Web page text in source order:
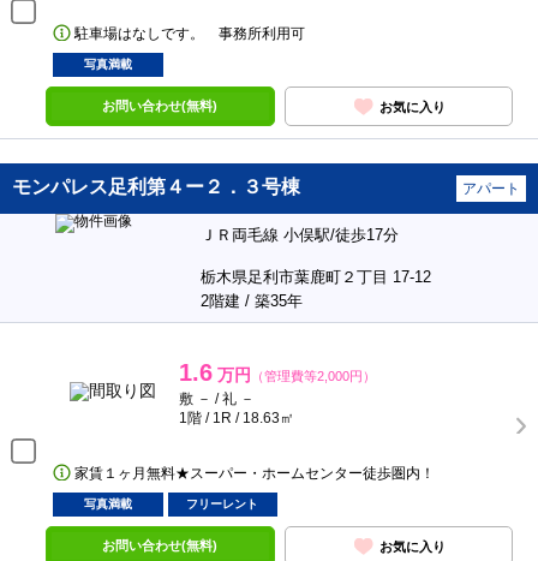
駐車場はなしです。 事務所利用可
写真満載
お問い合わせ(無料) お気に入り
モンパレス足利第４ー２．３号棟 アパート
ＪＲ両毛線 小俣駅/徒歩17分
栃木県足利市葉鹿町２丁目 17-12
2階建 / 築35年
1.6 万円 （管理費等2,000円）
敷 － / 礼 －
1階 / 1R / 18.63㎡
家賃１ヶ月無料★スーパー・ホームセンター徒歩圏内！
写真満載 フリーレント
お問い合わせ(無料) お気に入り